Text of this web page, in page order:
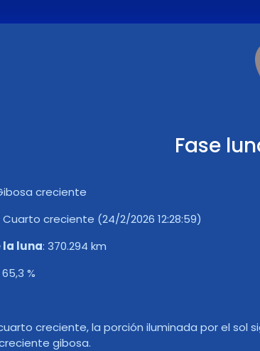
Fase
creciente
Cuarto creciente (24/2/2026 12:28:59)
la luna: 370.294 km
65,3 %
creciente, la porción iluminada por el sol
gibosa.